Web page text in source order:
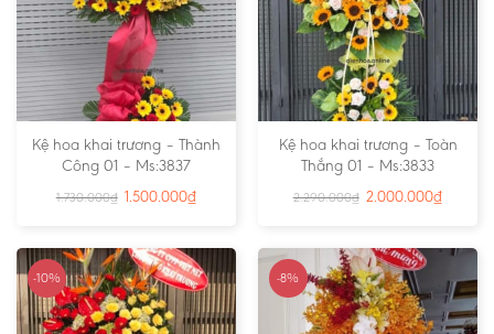
Kệ hoa khai trương – Thành
Công 01 – Ms:3837
1.730.000₫ 1.500.000₫
Kệ hoa khai trương – Toàn
Thắng 01 – Ms:3833
2.290.000₫ 2.000.000₫
-10% -8%